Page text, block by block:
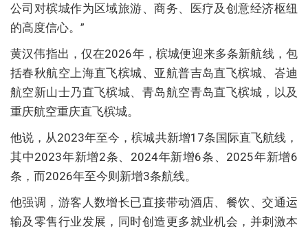
公司对槟城作为区域旅游、商务、医疗及创意经济枢纽
的高度信心。”
黄汉伟指出，仅在2026年，槟城便迎来多条新航线，包
括春秋航空上海直飞槟城、亚航普吉岛直飞槟城、峇迪
航空新山士乃直飞槟城、青岛航空青岛直飞槟城，以及
重庆航空重庆直飞槟城。
他说，从2023年至今，槟城共新增17条国际直飞航线，
其中2023年新增2条、2024年新增6条、2025年新增6
条，而2026年至今则新增3条航线。
他强调，游客人数增长已直接带动酒店、餐饮、交通运
输及零售行业发展，同时创造更多就业机会，并刺激本